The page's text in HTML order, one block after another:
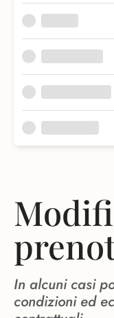
In alcuni casi
condizioni ed